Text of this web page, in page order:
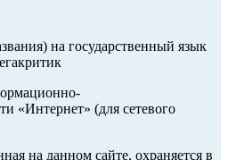
на государственный язык
«Интернет» (для сетевого
на данном сайте, охраняется в